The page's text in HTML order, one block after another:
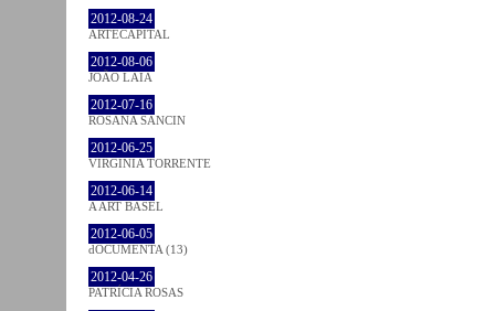
2012-08-24
ARTECAPITAL
2012-08-06
JOÃO LAIA
2012-07-16
ROSANA SANCIN
2012-06-25
VIRGINIA TORRENTE
2012-06-14
A ART BASEL
2012-06-05
dOCUMENTA (13)
2012-04-26
PATRÍCIA ROSAS